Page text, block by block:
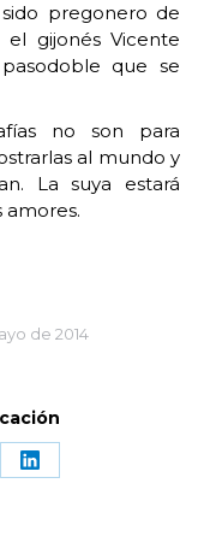
pregonero de
gijonés Vicente
que se
no son para
al mundo y
La suya estará
amores.
de 2014
Share